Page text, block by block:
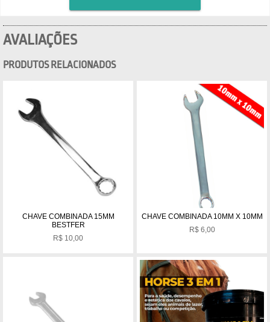
AVALIAÇÕES
PRODUTOS RELACIONADOS
CHAVE COMBINADA 15MM
BESTFER
R$ 10,00
CHAVE COMBINADA 10MM X 10MM
R$6,00